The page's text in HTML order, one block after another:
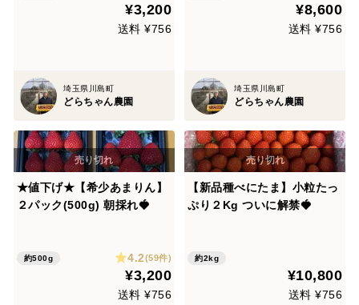
¥3,200
送料 ¥756
埼玉県川島町
どらちゃん農園
¥8,600
送料 ¥756
埼玉県川島町
どらちゃん農園
★値下げ★【希少あまりん】
２パック(500g) 朝採れ🍓
約500g 4.2(59件)
¥3,200
送料 ¥756
【新品種べにたま】小粒たっ
ぷり２Kg ついに解禁🍓
約2kg
¥10,800
送料 ¥756